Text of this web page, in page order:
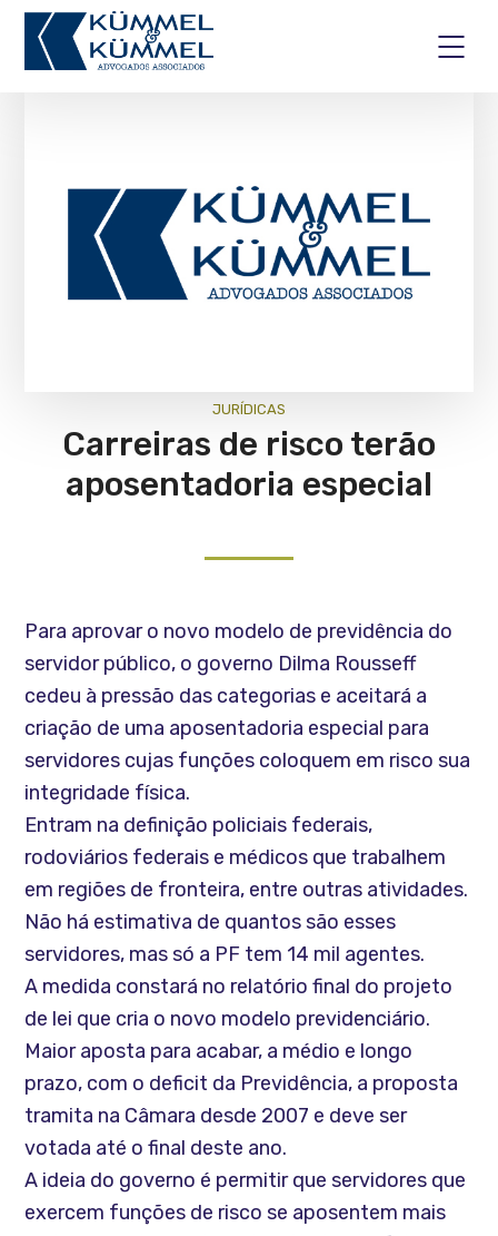
JURÍ­DICAS
Carreiras de risco terão
aposentadoria especial
Para aprovar o novo modelo de previdência do
servidor público, o governo Dilma Rousseff
cedeu à pressão das categorias e aceitará a
criação de uma aposentadoria especial para
servidores cujas funções coloquem em risco sua
integridade física.
Entram na definição policiais federais,
rodoviários federais e médicos que trabalhem
em regiões de fronteira, entre outras atividades.
Não há estimativa de quantos são esses
servidores, mas só a PF tem 14 mil agentes.
A medida constará no relatório final do projeto
de lei que cria o novo modelo previdenciário.
Maior aposta para acabar, a médio e longo
prazo, com o deficit da Previdência, a proposta
tramita na Câmara desde 2007 e deve ser
votada até o final deste ano.
A ideia do governo é permitir que servidores que
exercem funções de risco se aposentem mais